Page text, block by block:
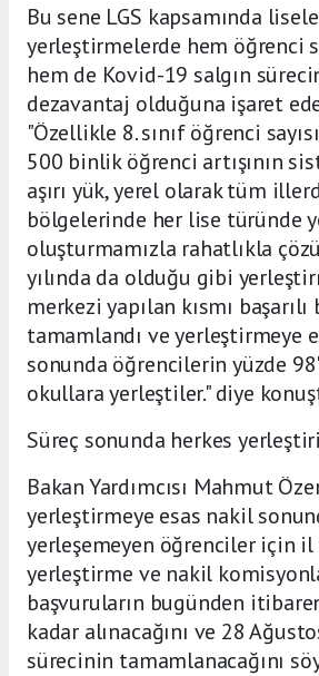
Bu sene LGS kapsamında
yerleştirmelerde hem öğrenci
hem de Kovid-19 salgın
dezavantaj olduğuna işaret
"Özellikle 8. sınıf öğrenci
500 binlik öğrenci artışının
aşırı yük, yerel olarak tüm
bölgelerinde her lise türünde
oluşturmamızla rahatlıkla
yılında da olduğu gibi
merkezi yapılan kısmı
tamamlandı ve yerleştirmeye
sonunda öğrencilerin yüzde
okullara yerleştiler." diye
Süreç sonunda herkes
Bakan Yardımcısı Mahmut
yerleştirmeye esas nakil
yerleşemeyen öğrenciler için
yerleştirme ve nakil
başvuruların bugünden
kadar alınacağını ve 28
sürecinin tamamlanacağını